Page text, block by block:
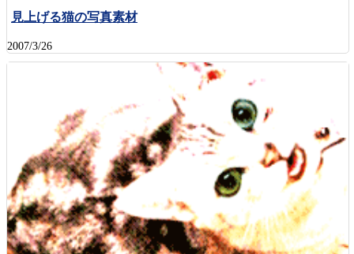
見上げる猫の写真素材
2007/3/26